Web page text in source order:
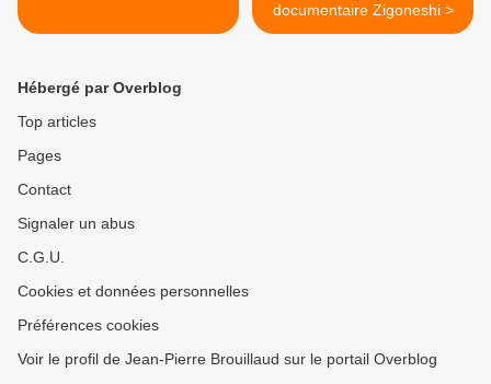
documentaire Zigoneshi >
Hébergé par Overblog
Top articles
Pages
Contact
Signaler un abus
C.G.U.
Cookies et données personnelles
Préférences cookies
Voir le profil de Jean-Pierre Brouillaud sur le portail Overblog